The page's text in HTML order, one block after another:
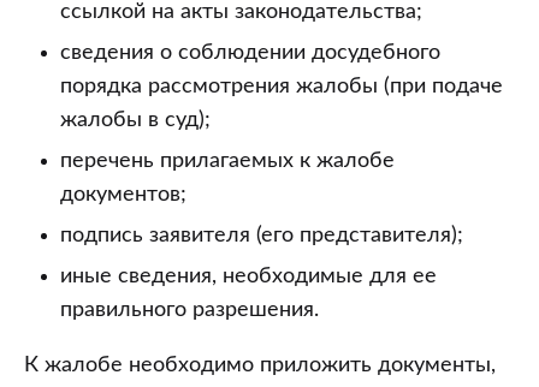
ссылкой на акты законодательства;
сведения о соблюдении досудебного
порядка рассмотрения жалобы (при подаче
жалобы в суд);
перечень прилагаемых к жалобе
документов;
подпись заявителя (его представителя);
иные сведения, необходимые для ее
правильного разрешения.
К жалобе необходимо приложить документы,